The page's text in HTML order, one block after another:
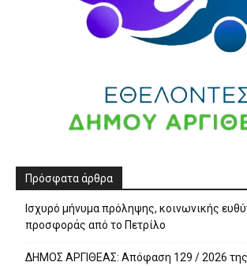
Πρόσφατα άρθρα
Ισχυρό μήνυμα πρόληψης, κοινωνικής
προσφοράς από το Πετρίλο
ΔΗΜΟΣ ΑΡΓΙΘΕΑΣ: Απόφαση 129 / 2026 της